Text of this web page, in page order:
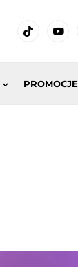
PROMOCJE